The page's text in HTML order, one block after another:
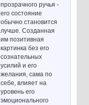
прозрачного ручья -
его состояние
обычно становится
лучше. Созданная
им позитивная
картинка без его
сознательных
усилий и его
желания, сама по
себе, влияет на
уровень его
эмоционального